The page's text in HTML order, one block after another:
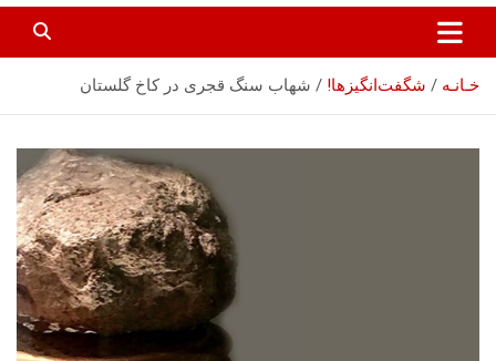
خـانـه شگفت‌انگیزها! شهاب سنگ قجری در کاخ گلستان